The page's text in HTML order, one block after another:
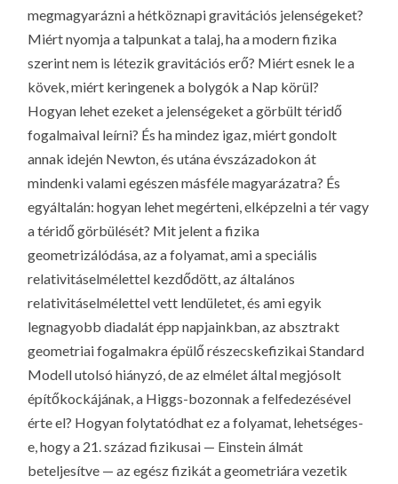
megmagyarázni a hétköznapi gravitációs jelenségeket?
Miért nyomja a talpunkat a talaj, ha a modern fizika
szerint nem is létezik gravitációs erő? Miért esnek le a
kövek, miért keringenek a bolygók a Nap körül?
Hogyan lehet ezeket a jelenségeket a görbült téridő
fogalmaival leírni? És ha mindez igaz, miért gondolt
annak idején Newton, és utána évszázadokon át
mindenki valami egészen másféle magyarázatra? És
egyáltalán: hogyan lehet megérteni, elképzelni a tér vagy
a téridőgörbülését? Mit jelenta fizika
geometrizálódása , az a folyamat, ami a speciális
relativitáselmélettel kezdődött, az általános
relativitáselmélettel vett lendületet, és ami egyik
legnagyobb diadalát épp napjainkban, az absztrakt
geometriai fogalmakra épülő részecskefizikai Standard
Modell utolsó hiányzó, de az elmélet által megjósolt
építőkockájának, a Higgs-bozonnak a felfedezésével
érte el? Hogyan folytatódhat ez a folyamat, lehetséges-
e, hogy a 21. század fizikusai — Einstein álmát
beteljesítve — az egész fizikát a geometriára vezetik